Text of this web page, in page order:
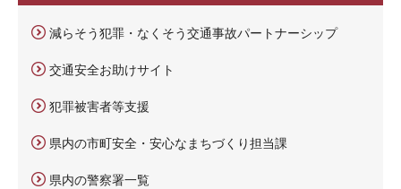
減らそう犯罪・なくそう交通事故パートナーシップ
交通安全お助けサイト
犯罪被害者等支援
県内の市町安全・安心なまちづくり担当課
県内の警察署一覧